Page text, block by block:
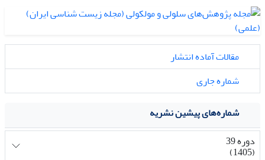
مقالات آماده انتشار
شماره جاری
شماره‌های پیشین نشریه
دوره 39
(1405)